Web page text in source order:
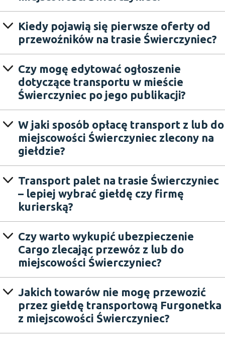
Kiedy pojawią się pierwsze oferty od
przewoźników na trasie Świerczyniec?
Czy mogę edytować ogłoszenie
dotyczące transportu w mieście
Świerczyniec po jego publikacji?
W jaki sposób opłacę transport z lub do
miejscowości Świerczyniec zlecony na
giełdzie?
Transport palet na trasie Świerczyniec
– lepiej wybrać giełdę czy firmę
kurierską?
Czy warto wykupić ubezpieczenie
Cargo zlecając przewóz z lub do
miejscowości Świerczyniec?
Jakich towarów nie mogę przewozić
przez giełdę transportową Furgonetka
z miejscowości Świerczyniec?